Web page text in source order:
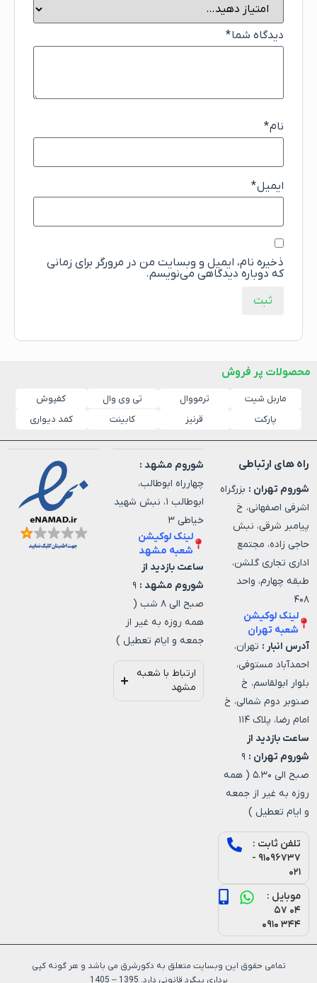
دیدگاه شما*
نام*
ایمیل*
ذخیره نام، ایمیل و وبسایت من در مرورگر برای زمانی
که دوباره دیدگاهی می‌نویسم.
محصولات پر فروش
ماربل شیت ترمووال تی وی وال
کفپوش
پارکت
قرنیز کابینت کمد دیواری
راه های ارتباطی
شوروم تهران : بزرگراه
اشرفی اصفهانی، خ
پیامبر شرقی، نبش
حاجی زاده، مجتمع
اداری تجاری گلشن،
طبقه چهارم، واحد
۴۰۸
لینک لوکیشن
شعبه تهران
آدرس انبار : تهران،
احمدآباد مستوفی،
بلوار ابولقاسم، خ
صنوبر دوم شمالی، خ
امام رضا، پلاک ۱۱۴
ساعت بازدید از
شوروم تهران : ۹
صبح الی ۵.۳۰ ( همه
روزه به غیر از جمعه
و ایام تعطیل )
تلفن ثابت :
۹۱۰۹۶۷۳۷ -
۰۲۱
موبایل :
۰۴ ۵۷
۳۴۴ ۰۹۱۰
شوروم مشهد :
چهارراه ابوطالب،
ابوطالب ۱، نبش شهید
خیاطی ۳
لینک لوکیشن
شعبه مشهد
ساعت بازدید از
شوروم مشهد : ۹
صبح الی ۸ شب (
همه روزه به غیر از
جمعه و ایام تعطیل )
ارتباط با شعبه
مشهد
تمامی حقوق این وبسایت متعلق به دکورشرق می باشد و هر گونه کپی
برداری پیگرد قانونی دارد. 1395 – 1405